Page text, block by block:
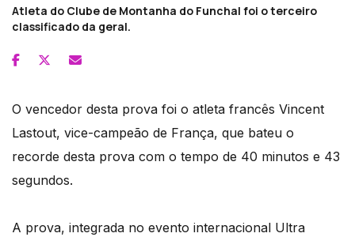
Atleta do Clube de Montanha do Funchal foi o terceiro
classificado da geral.
O vencedor desta prova foi o atleta francês Vincent
Lastout, vice-campeão de França, que bateu o
recorde desta prova com o tempo de 40 minutos e 43
segundos.
A prova, integrada no evento internacional Ultra